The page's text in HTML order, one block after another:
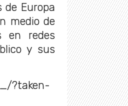
Europa
medio de
en redes
y sus
?taken-